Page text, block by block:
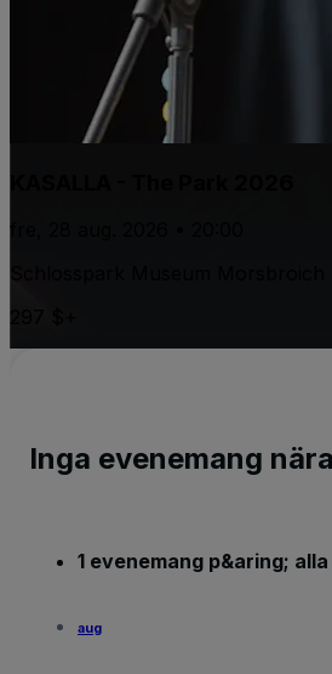
fre, 28 aug. 2026 • 20:00
Inga evenemang
1 evenemang p&aring;
aug